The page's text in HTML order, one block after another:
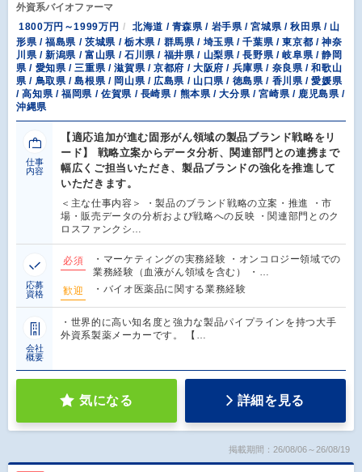
外資系バイオファーマ
1800万円～1999万円
北海道 / 青森県 / 岩手県 / 宮城県 / 秋田県 / 山
形県 / 福島県 / 茨城県 / 栃木県 / 群馬県 / 埼玉県 / 千葉県 / 東京都 / 神奈
川県 / 新潟県 / 富山県 / 石川県 / 福井県 / 山梨県 / 長野県 / 岐阜県 / 静岡
県 / 愛知県 / 三重県 / 滋賀県 / 京都府 / 大阪府 / 兵庫県 / 奈良県 / 和歌山
県 / 鳥取県 / 島根県 / 岡山県 / 広島県 / 山口県 / 徳島県 / 香川県 / 愛媛県
/ 高知県 / 福岡県 / 佐賀県 / 長崎県 / 熊本県 / 大分県 / 宮崎県 / 鹿児島県 /
沖縄県
仕事
内容
【適応追加が進む固形がん領域の製品ブランド戦略をリ
ード】 戦略立案からデータ分析、関連部門との連携まで
幅広くご担当いただき、製品ブランドの強化を推進して
いただきます。
＜主な仕事内容＞ ・製品のブランド戦略の立案・推進 ・市
場・販売データの分析および戦略への反映 ・関連部門とのク
ロスファンクシ…
応募
資格
必須
・マーケティングの実務経験 ・オンコロジー領域での
業務経験（血液がん領域を含む） ・…
歓迎
・バイオ医薬品に関する業務経験
会社
概要
・世界的に高い知名度と強力な製品パイプラインを持つ大手
外資系製薬メーカーです。 【…
気になる 詳細を見る
掲載期間：26/08/06～26/08/19